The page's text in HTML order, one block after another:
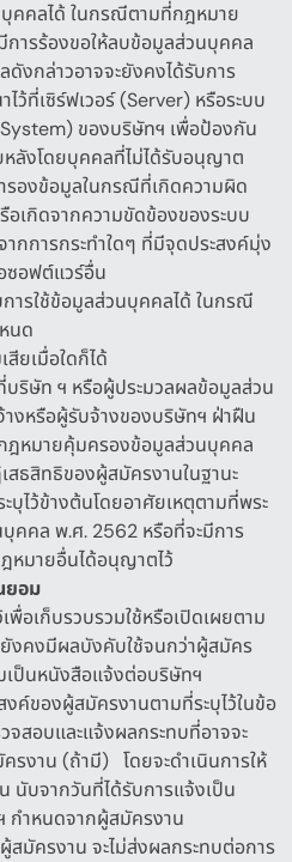
บุคคลได้ ในกรณีตามที่กฎหมาย
ารร้องขอให้ลบข้อมูลส่วนบุคคล
งกล่าวอาจจะยังคงได้รับการ
ว้ที่เซิร์ฟเวอร์(Server) หรือระบบ
ของบริษัทฯ เพื่อป้องกัน
หลังโดยบุคคลที่ไม่ได้รับอนุญาต
รองข้อมูลในกรณีที่เกิดความผิด
เกิดจากความขัดข้องของระบบ
กการกระทำใดๆ ที่มีจุดประสงค์มุ่ง
ซอฟต์แวร์อื่น
การใช้ข้อมูลส่วนบุคคลได้ ในกรณี
นด
ยเมื่อใดก็ได้
ริษัท ฯ หรือผู้ประมวลผลข้อมูลส่วน
งหรือผู้รับจ้างของบริษัทฯ ฝ่าฝืน
ฎหมายคุ้มครองข้อมูลส่วนบุคคล
ธสิทธิของผู้สมัครงานในฐานะ
บุไว้ข้างต้นโดยอาศัยเหตุตามที่พระ
คคล พ.ศ. 2562 หรือที่จะมีการ
หมายอื่นได้อนุญาตไว้
ยอม
อเก็บรวบรวมใช้หรือเปิดเผยตาม
งคงมีผลบังคับใช้จนกว่าผู้สมัคร
ป็นหนังสือแจ้งต่อบริษัทฯ
ค์ของผู้สมัครงานตามที่ระบุไว้ในข้อ
จสอบและแจ้งผลกระทบที่อาจจะ
รงาน (ถ้ามี) โดยจะดำเนินการให้
นับจากวันที่ได้รับการแจ้งเป็น
ำหนดจากผู้สมัครงาน
มัครงาน จะไม่ส่งผลกระทบต่อการ